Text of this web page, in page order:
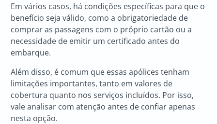
Em vários casos, há condições específicas para que o
benefício seja válido, como a obrigatoriedade de
comprar as passagens com o próprio cartão ou a
necessidade de emitir um certificado antes do
embarque.
Além disso, é comum que essas apólices tenham
limitações importantes, tanto em valores de
cobertura quanto nos serviços incluídos. Por isso,
vale analisar com atenção antes de confiar apenas
nesta opção.